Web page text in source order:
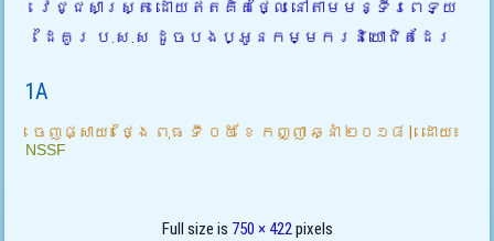
វេជ្ជសាស្ត្រ ដោយឥតគិគថ្លៃ នៅតាមមន្ទីរពេទ្យ
ដៃគូរ ប.ស.ស ដូចបងប្អូនកម្មករនិយោជិតដែរ
1A
ចេញផ្សាយ៖ ថ្ងៃ ពុធ ទី ០៥ ខែ កញ្ញា ឆ្នាំ ២០១៨ | ដោយ៖
NSSF
Full size is 750 × 422pixels